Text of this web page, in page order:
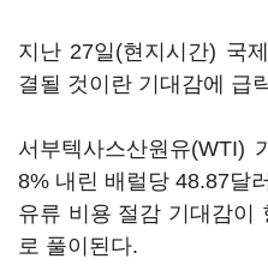
지난 27일(현지시간) 국
결될 것이란 기대감에 급
서부텍사스산원유(WTI)
8% 내린 배럴당 48.87달
유류 비용 절감 기대감이
로 풀이된다.